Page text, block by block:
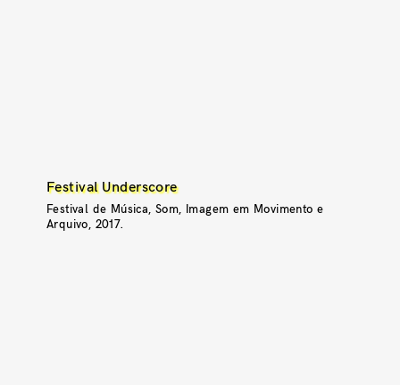
Festival Underscore
Festival de Música, Som, Imagem em Movimento e
Arquivo, 2017.